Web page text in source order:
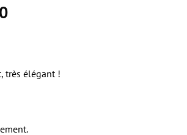
très élégant !